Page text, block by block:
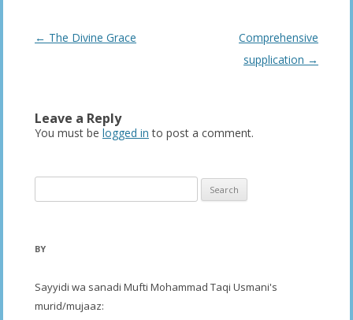
Post
← The Divine Grace
Comprehensive
supplication →
Leave a Reply
You must be logged in to post a comment.
for:
BY
Sayyidi wa sanadi Mufti Mohammad Taqi Usmani's
murid/mujaaz: